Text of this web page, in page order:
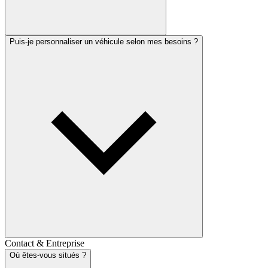
Puis-je personnaliser un véhicule selon mes besoins ?
Contact & Entreprise
Où êtes-vous situés ?